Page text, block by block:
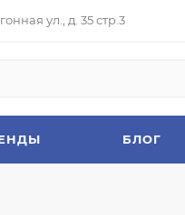
ул., д. 35 стр.3
БЛОГ